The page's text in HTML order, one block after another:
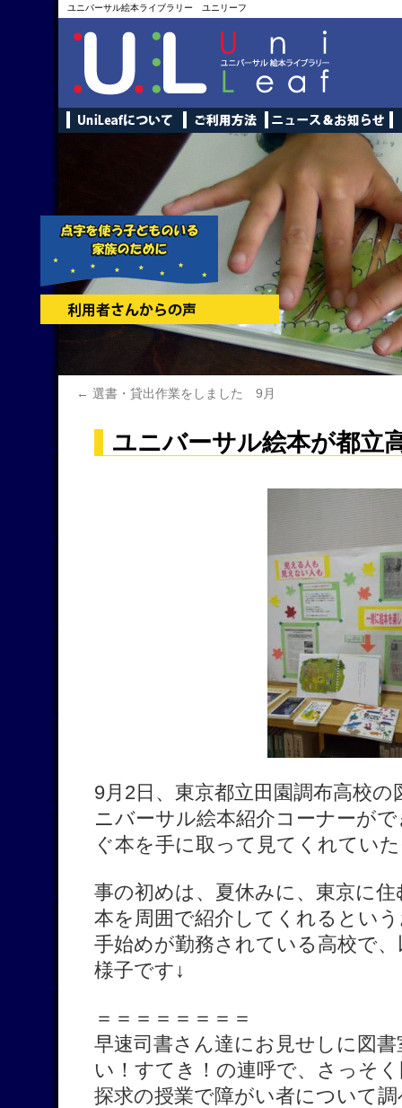
ユニバーサル絵本ライブラリー ユニリーフ
← 選書・貸出作業をしました 9月
ユニバーサル絵本が都立
9月2日、東京都立田園調布高校
ニバーサル絵本紹介コーナーが
ぐ本を手に取って見てくれてい
事の初めは、夏休みに、東京に
本を周囲で紹介してくれるとい
手始めが勤務されている高校で
様子です↓
＝＝＝＝＝＝＝＝
早速司書さん達にお見せしに図
い！すてき！の連呼で、さっそ
探求の授業で障がい者について